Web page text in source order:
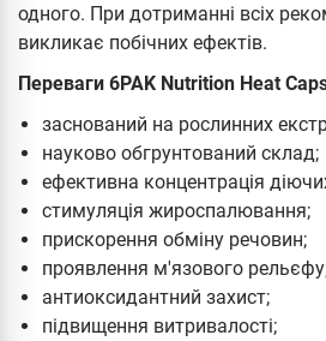
одного. При дотриманні всіх
викликає побічних ефектів.
Переваги 6PAK Nutrition Heat
заснований на рослинних
науково обгрунтований склад;
ефективна концентрація
стимуляція жироспалювання;
прискорення обміну речовин;
проявлення м'язового
антиоксидантний захист;
підвищення витривалості;